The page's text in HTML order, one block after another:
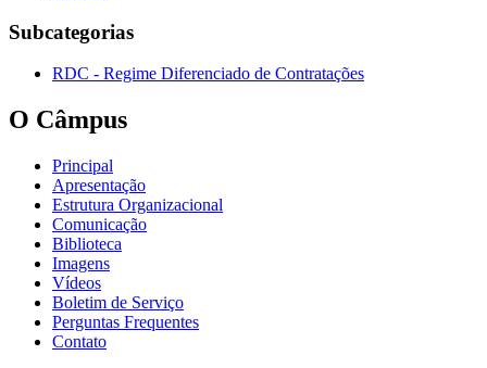
Subcategorias
RDC - Regime Diferenciado de Contratações
O Câmpus
Principal
Apresentação
Estrutura Organizacional
Comunicação
Biblioteca
Imagens
Vídeos
Boletim de Serviço
Perguntas Frequentes
Contato